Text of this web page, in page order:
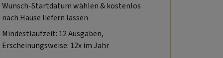
Wunsch-Startdatum wählen & kostenlos
nach Hause liefern lassen
Mindestlaufzeit: 12 Ausgaben,
Erscheinungsweise: 12x im Jahr